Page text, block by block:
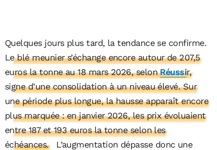
Quelques jours plus tard, la tendance se confirme.
Le blé meunier s’échange encore autour de 207,5
euros la tonne au 18 mars 2026, selonRéussir,
signe d’une consolidation à un niveau élevé. Sur
une période plus longue, la hausse apparaît encore
plus marquée : en janvier 2026, les prix évoluaient
entre 187 et 193 euros la tonne selon les
échéances.
L’augmentation dépasse donc une